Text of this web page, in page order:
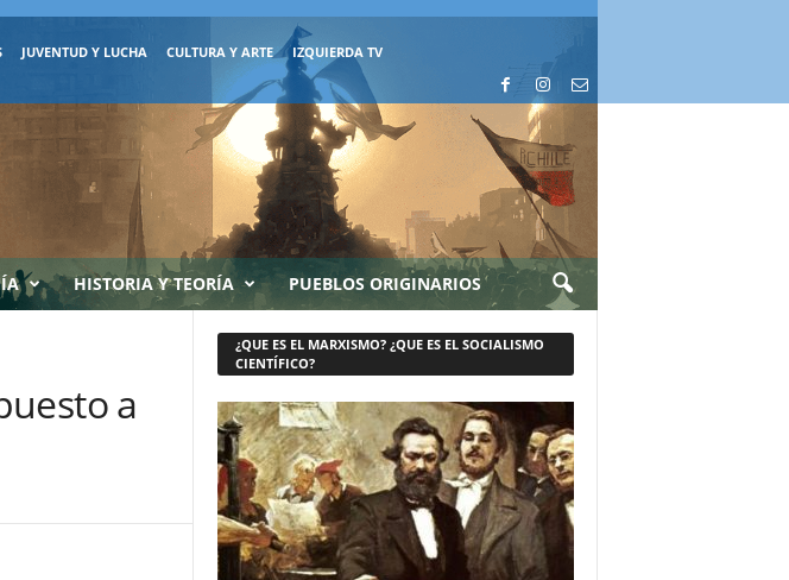
JUVENTUD Y LUCHA CULTURA Y ARTE IZQUIERDA TV
HISTORIA Y TEORÍA PUEBLOS ORIGINARIOS
a
¿QUE ES EL MARXISMO? ¿QUE ES EL SOCIALISMO
CIENTÍFICO?